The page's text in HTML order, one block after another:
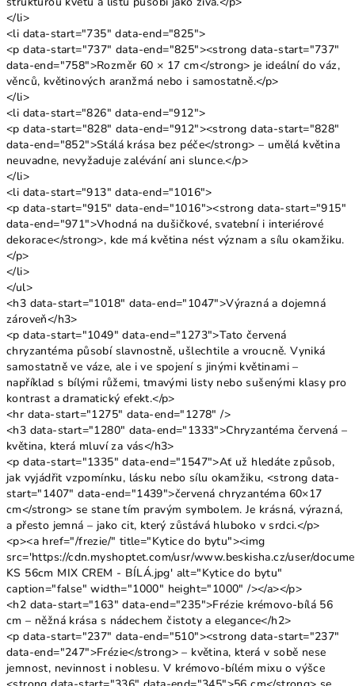
</li>
<li data-start="735" data-end="825">
<p data-start="737" data-end="825"><strong data-start="737"
data-end="758">Rozměr 60 × 17 cm</strong> je ideální do váz,
věnců, květinových aranžmá nebo i samostatně.</p>
</li>
<li data-start="826" data-end="912">
<p data-start="828" data-end="912"><strong data-start="828"
data-end="852">Stálá krása bez péče</strong> – umělá květina
neuvadne, nevyžaduje zalévání ani slunce.</p>
</li>
<li data-start="913" data-end="1016">
<p data-start="915" data-end="1016"><strong data-start="915"
data-end="971">Vhodná na dušičkové, svatební i interiérové
dekorace</strong>, kde má květina nést význam a sílu okamžiku.
</p>
</li>
</ul>
<h3 data-start="1018" data-end="1047">Výrazná a dojemná
zároveň</h3>
<p data-start="1049" data-end="1273">Tato červená
chryzantéma působí slavnostně, ušlechtile a vroucně. Vyniká
samostatně ve váze, ale i ve spojení s jinými květinami –
například s bílými růžemi, tmavými listy nebo sušenými klasy pro
kontrast a dramatický efekt.</p>
<hr data-start="1275" data-end="1278" />
<h3 data-start="1280" data-end="1333">Chryzantéma červená –
květina, která mluví za vás</h3>
<p data-start="1335" data-end="1547">Ať už hledáte způsob,
jak vyjádřit vzpomínku, lásku nebo sílu okamžiku, <strong data-
start="1407" data-end="1439">červená chryzantéma 60×17
cm</strong> se stane tím pravým symbolem. Je krásná, výrazná,
a přesto jemná – jako cit, který zůstává hluboko v srdci.</p>
<p><a href="/frezie/" title="Kytice do bytu"><img
src='https://cdn.myshoptet.com/usr/www.beskisha.cz/user/
KS 56cm MIX CREM - BÍLÁ.jpg' alt="Kytice do bytu"
caption="false" width="1000" height="1000" /></a></p>
<h2 data-start="163" data-end="235">Frézie krémovo-bílá 56
cm – něžná krása s nádechem čistoty a elegance</h2>
<p data-start="237" data-end="510"><strong data-start="237"
data-end="247">Frézie</strong> – květina, která v sobě nese
jemnost, nevinnost i noblesu. V krémovo-bílém mixu o výšce